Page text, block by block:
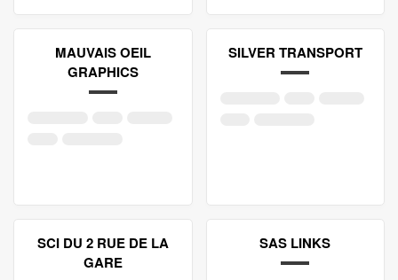
MAUVAIS OEIL
GRAPHICS
SILVER TRANSPORT
SCI DU 2 RUE DE LA
GARE
SAS LINKS